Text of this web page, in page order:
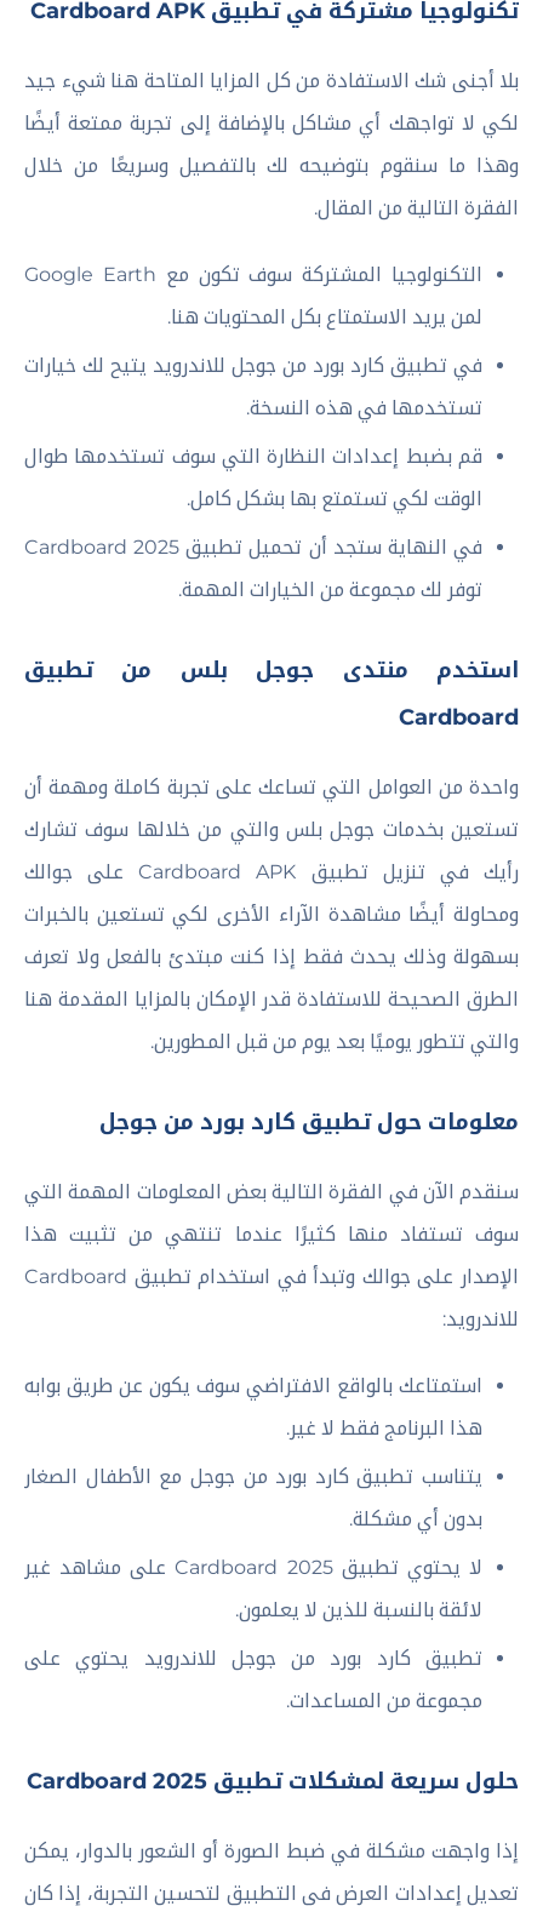
تكنولوجيا مشتركة في تطبيق Cardboard APK
بلا أجنى شك الاستفادة من كل المزايا المتاحة هنا شيء جيد
لكي لا تواجهك أي مشاكل بالإضافة إلى تجربة ممتعة أيضًا
وهذا ما سنقوم بتوضيحه لك بالتفصيل وسريعًا من خلال
الفقرة التالية من المقال.
التكنولوجيا المشتركة سوف تكون مع Google Earth
لمن يريد الاستمتاع بكل المحتويات هنا.
في تطبيق كارد بورد من جوجل للاندرويد يتيح لك خيارات
تستخدمها في هذه النسخة.
قم بضبط إعدادات النظارة التي سوف تستخدمها طوال
الوقت لكي تستمتع بها بشكل كامل.
في النهاية ستجد أن تحميل تطبيق Cardboard 2025
توفر لك مجموعة من الخيارات المهمة.
استخدم منتدى جوجل بلس من تطبيق
Cardboard
واحدة من العوامل التي تساعك على تجربة كاملة ومهمة أن
تستعين بخدمات جوجل بلس والتي من خلالها سوف تشارك
رأيك في تنزيل تطبيق Cardboard APK على جوالك
ومحاولة أيضًا مشاهدة الآراء الأخرى لكي تستعين بالخبرات
بسهولة وذلك يحدث فقط إذا كنت مبتدئ بالفعل ولا تعرف
الطرق الصحيحة للاستفادة قدر الإمكان بالمزايا المقدمة هنا
والتي تتطور يوميًا بعد يوم من قبل المطورين.
معلومات حول تطبيق كارد بورد من جوجل
سنقدم الآن في الفقرة التالية بعض المعلومات المهمة التي
سوف تستفاد منها كثيرًا عندما تنتهي من تثبيت هذا
الإصدار على جوالك وتبدأ في استخدام تطبيق Cardboard
للاندرويد:
استمتاعك بالواقع الافتراضي سوف يكون عن طريق بوابه
هذا البرنامج فقط لا غير.
يتناسب تطبيق كارد بورد من جوجل مع الأطفال الصغار
بدون أي مشكلة.
لا يحتوي تطبيق Cardboard 2025 على مشاهد غير
لائقة بالنسبة للذين لا يعلمون.
تطبيق كارد بورد من جوجل للاندرويد يحتوي على
مجموعة من المساعدات.
حلول سريعة لمشكلات تطبيق Cardboard 2025
إذا واجهت مشكلة في ضبط الصورة أو الشعور بالدوار، يمكن
تعديل إعدادات العرض في التطبيق لتحسين التجربة، إذا كان